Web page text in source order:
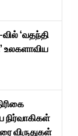
‘வதந்தி
உலகளாவிய
நிர்வாகிகள்
விருதுகள்